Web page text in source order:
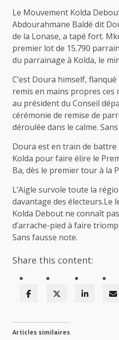
Le Mouvement Kolda
Abdourahmane Baldé dit
de la Lonase, a tapé fort.
premier lot de 15.790
du parrainage à Kolda, le
C’est Doura himself,
remis en mains propres ces
au président du Conseil
cérémonie de remise de
déroulée dans le calme.
Doura est en train de
Kolda pour faire élire le
Ba, dès le premier tour à la
L’Aigle survole toute la
davantage des électeurs.Le
Kolda Debout ne connaît
d’arrache-pied à faire
Sans fausse note.
Share this content:
Articles similaires